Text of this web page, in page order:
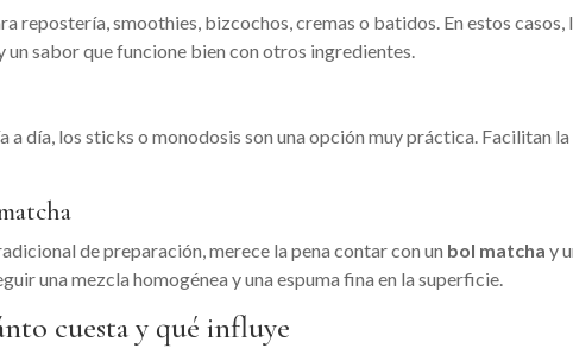
repostería, smoothies, bizcochos, cremas o batidos. En estos casos,
sabor que funcione bien con otros ingredientes.
a día, los sticks o monodosis son una opción muy práctica. Facilitan
de preparación, merece la pena contar con un bol matcha y
una mezcla homogénea y una espuma fina en la superficie.
cuesta y qué influye